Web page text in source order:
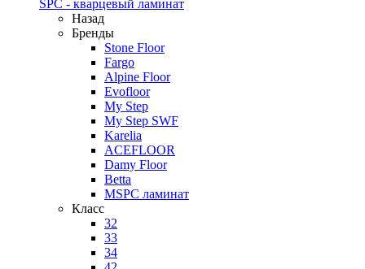
SPC - кварцевый ламинат
Назад
Бренды
Stone Floor
Fargo
Alpine Floor
Evofloor
My Step
My Step SWF
Karelia
ACEFLOOR
Damy Floor
Betta
MSPC ламинат
Класс
32
33
34